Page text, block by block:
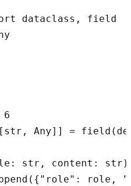
dataclass, field
6
Any]] =
str, content:
role,